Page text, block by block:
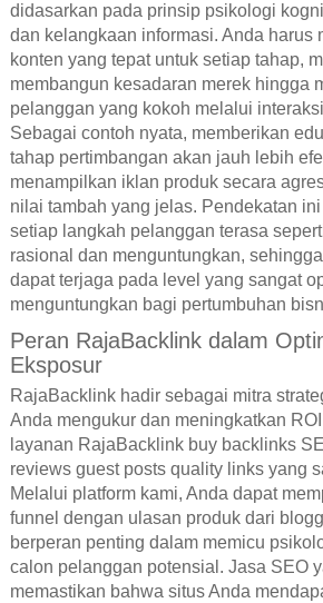
didasarkan pada prinsip psikologi
dan kelangkaan informasi. Anda harus
konten yang tepat untuk setiap tahap,
membangun kesadaran merek hingga
pelanggan yang kokoh melalui
Sebagai contoh nyata, memberikan
tahap pertimbangan akan jauh lebih
menampilkan iklan produk secara
nilai tambah yang jelas. Pendekatan
setiap langkah pelanggan terasa
rasional dan menguntungkan,
dapat terjaga pada level yang sangat
menguntungkan bagi pertumbuhan
Peran RajaBacklink dalam
Eksposur
RajaBacklink hadir sebagai mitra
Anda mengukur dan meningkatkan
layanan RajaBacklink buy backlinks
reviews guest posts quality links yang
Melalui platform kami, Anda dapat
funnel dengan ulasan produk dari
berperan penting dalam memicu
calon pelanggan potensial. Jasa SEO
memastikan bahwa situs Anda